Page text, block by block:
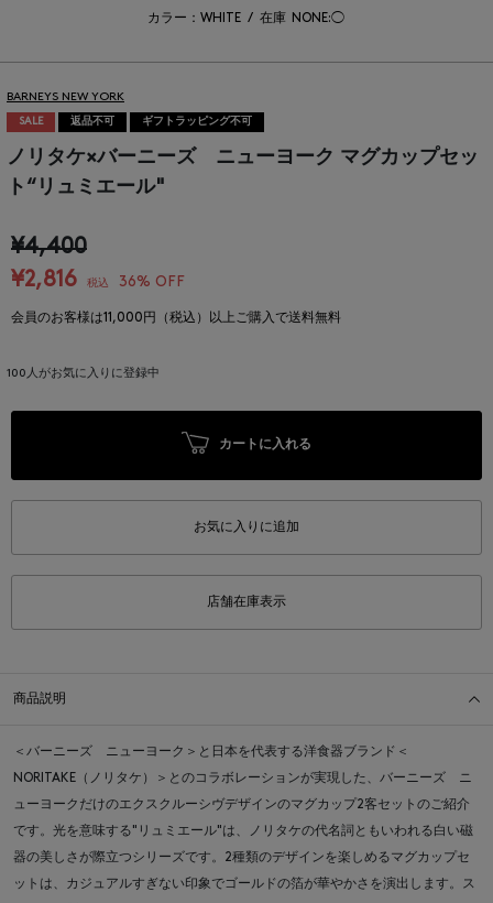
カラー：WHITE / 在庫 NONE:◯
BARNEYS NEW YORK
SALE 返品不可 ギフトラッピング不可
ノリタケ×バーニーズ ニューヨーク マグカップセッ
ト“リュミエール"
¥4,400
¥2,816
税込 36% OFF
会員のお客様は11,000円（税込）以上ご購入で送料無料
100 人がお気に入りに登録中
カートに入れる
お気に入りに追加
店舗在庫表示
商品説明
＜バーニーズ ニューヨーク＞と日本を代表する洋食器ブランド＜
NORITAKE（ノリタケ）＞とのコラボレーションが実現した、バーニーズ ニ
ューヨークだけのエクスクルーシヴデザインのマグカップ2客セットのご紹介
です。光を意味する"リュミエール"は、ノリタケの代名詞ともいわれる白い磁
器の美しさが際立つシリーズです。2種類のデザインを楽しめるマグカップセ
ットは、カジュアルすぎない印象でゴールドの箔が華やかさを演出します。ス